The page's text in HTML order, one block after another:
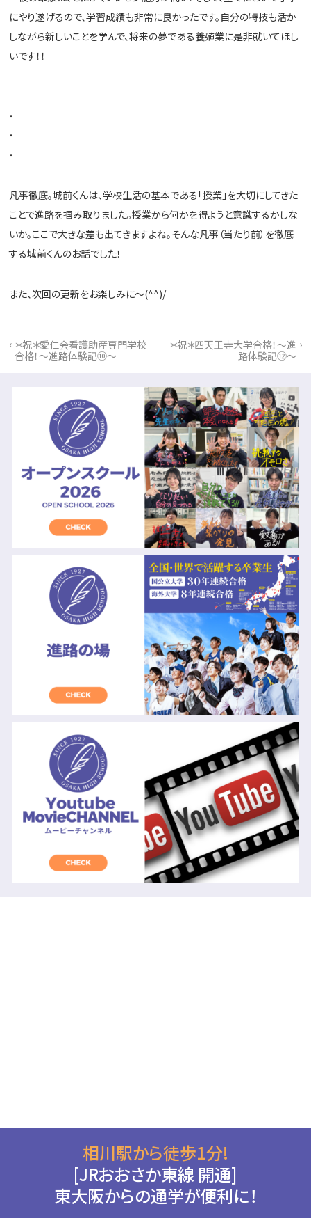
にやり遂げるので、学習成績も非常に良かったです。自分の特技も活か
しながら新しいことを学んで、将来の夢である養殖業に是非就いてほし
いです！！
・
・
・
凡事徹底。城前くんは、学校生活の基本である「授業」を大切にしてきた
ことで進路を掴み取りました。授業から何かを得ようと意識するかしな
いか。ここで大きな差も出てきますよね。そんな凡事（当たり前）を徹底
する城前くんのお話でした！
また、次回の更新をお楽しみに～(^^)/
‹ ＊祝＊愛仁会看護助産専門学校
合格！～進路体験記⑩～
＊祝＊四天王寺大学合格！～進
路体験記⑫～
›
相川駅から徒歩1分!
[JRおおさか東線 開通]
東大阪からの通学が便利に！